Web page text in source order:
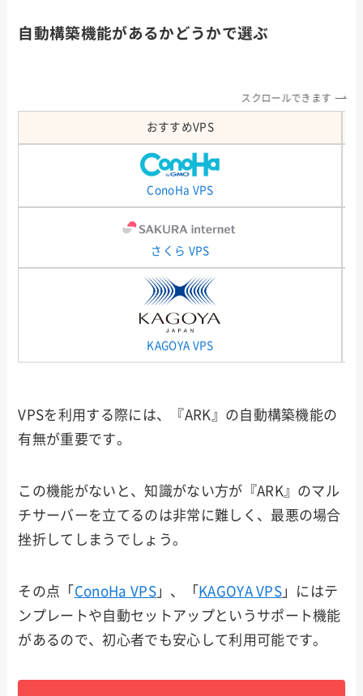
自動構築機能があるかどうかで選ぶ
スクロールできます
おすすめVPS
ConoHa VPS
さくら VPS
KAGOYA VPS
VPSを利用する際には、『ARK』の自動構築機能の
有無が重要です。
この機能がないと、知識がない方が『ARK』のマル
チサーバーを立てるのは非常に難しく、最悪の場合
挫折してしまうでしょう。
その点「 ConoHa VPS」、「 KAGOYA VPS 」にはテ
ンプレートや自動セットアップというサポート機能
があるので、初心者でも安心して利用可能です。